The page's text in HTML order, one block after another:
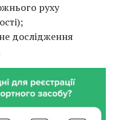
руху
дослідження